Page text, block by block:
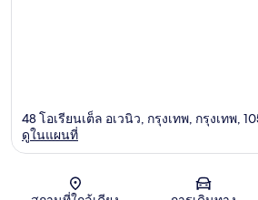
แผนที่
48 โอเรียนเต็ล อเวนิว, กรุงเทพ, กรุงเทพ,
ดูในแผนที่